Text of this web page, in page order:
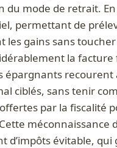
du mode de retrait.
permettant de
les gains sans
la facture
épargnants recourent
ciblés, sans tenir
par la fiscalité
méconnaissance
d’impôts évitable, qui